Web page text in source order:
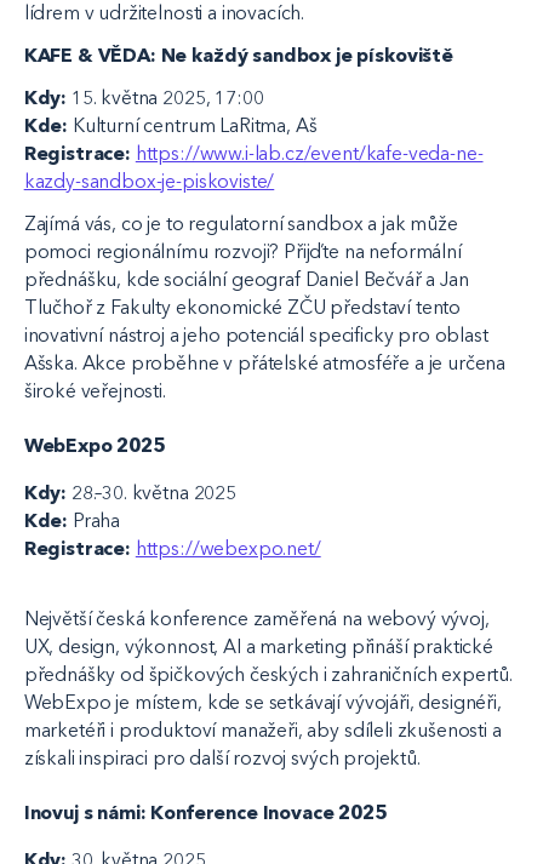
lídrem v udržitelnosti a inovacích.
KAFE & VĚDA: Ne každý sandbox je pískoviště
Kdy: 15. května 2025, 17:00
Kde: Kulturní centrum LaRitma, Aš
Registrace: https://www.i-lab.cz/event/kafe-veda-ne-
kazdy-sandbox-je-piskoviste/
Zajímá vás, co je to regulatorní sandbox a jak může
pomoci regionálnímu rozvoji? Přijďte na neformální
přednášku, kde sociální geograf Daniel Bečvář a Jan
Tlučhoř z Fakulty ekonomické ZČU představí tento
inovativní nástroj a jeho potenciál specificky pro oblast
Ašska. Akce proběhne v přátelské atmosféře a je určena
široké veřejnosti.
WebExpo 2025
Kdy: 28.–30. května 2025
Kde: Praha
Registrace: https://webexpo.net/
Největší česká konference zaměřená na webový vývoj,
UX, design, výkonnost, AI a marketing přináší praktické
přednášky od špičkových českých i zahraničních expertů.
WebExpo je místem, kde se setkávají vývojáři, designéři,
marketéři i produktoví manažeři, aby sdíleli zkušenosti a
získali inspiraci pro další rozvoj svých projektů.
Inovuj s námi: Konference Inovace 2025